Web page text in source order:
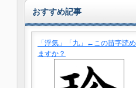
おすすめ記事
「浮気」「九」←この苗字読め
ますか？